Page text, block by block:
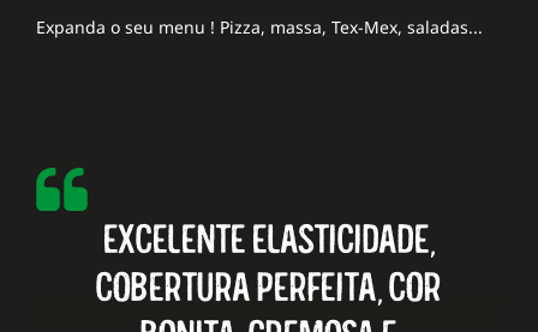
Expanda o seu menu ! Pizza, massa, Tex-Mex, saladas...
Excelente elasticidade,
cobertura perfeita, cor